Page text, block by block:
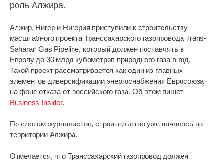
роль Алжира.
Алжир, Нигер и Нигерия приступили к строительству
масштабного проекта Транссахарского газопровода Trans-
Saharan Gas Pipeline, который должен поставлять в
Европу до 30 млрд кубометров природного газа в год.
Такой проект рассматривается как один из главных
элементов диверсификации энергоснабжения Евросоюза
на фоне отказа от российского газа. Об этом пишет
Business Insider.
По словам журналистов, строительство уже началось на
территории Алжира.
Отмечается, что Транссахарский газопровод должен